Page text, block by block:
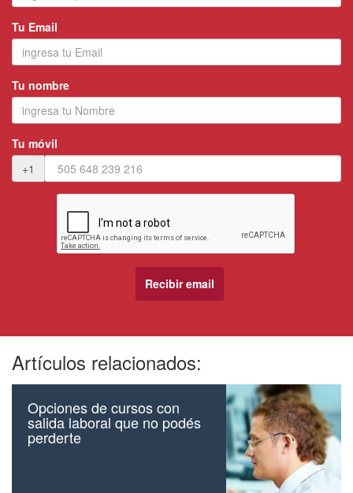
Tu Email
Tu nombre
Tu móvil
+1
Artículos relacionados:
Opciones de cursos con
salida laboral que no podés
perderte